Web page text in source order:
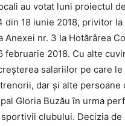
au votat luni proiectul
din 18 iunie 2018, privitor
Anexei nr. 3 la Hotărârea
februarie 2018. Cu alte
salariilor pe care
dar şi alte persoane
Gloria Buzău în urma
clubului. Decizia de